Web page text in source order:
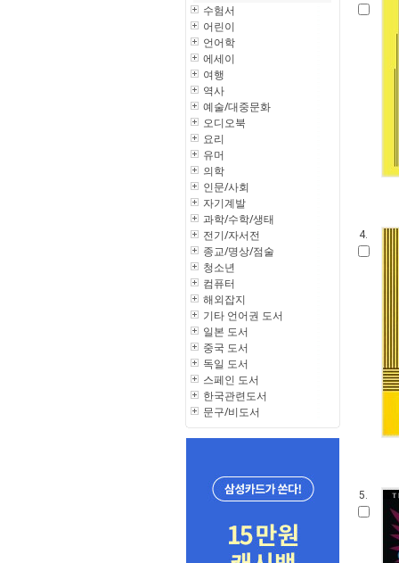
수험서
어린이
언어학
에세이
여행
역사
예술/대중문화
오디오북
요리
유머
의학
인문/사회
자기계발
과학/수학/생태
전기/자서전
종교/명상/점술
청소년
컴퓨터
해외잡지
기타 언어권 도서
일본 도서
중국 도서
독일 도서
스페인 도서
한국관련도서
문구/비도서
4.
5.